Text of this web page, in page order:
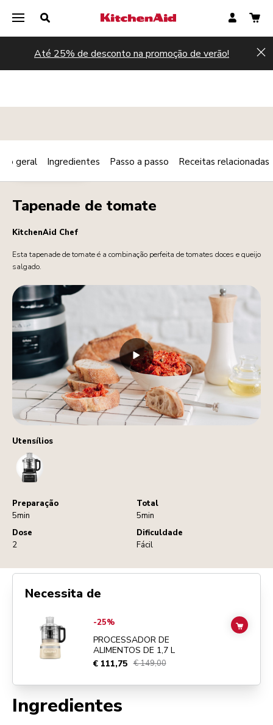
Até 25% de desconto na promoção de verão!
Utensílios
FoodProcessor
Preparação
5min
Total
5min
Dose
2
Dificuldade
Fácil
AMUSE-BOUCHE Print
Tapenade de tomate
KitchenAid Chef
Esta tapenade de tomate é a combinação perfeita de tomates doces e queijo
salgado.
geral Ingredientes Passo a passo Receitas relacionadas
Ingredientes
Necessita de
Go toPROCESSADOR DE ALIMENTOS DE 1,7 L details page
-25%
PROCESSADOR DE
ALIMENTOS DE 1,7 L
€ 111,75 € 149,00
ADD